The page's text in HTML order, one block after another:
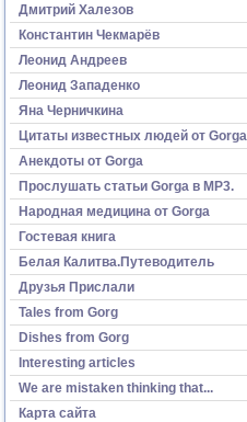
Дмитрий Халезов
Константин Чекмарёв
Леонид Андреев
Леонид Западенко
Яна Черничкина
Цитаты известных людей от Gorga
Анекдоты от Gorga
Прослушать статьи Gorga в МР3.
Народная медицина от Gorga
Гостевая книга
Белая Калитва.Путеводитель
Друзья Прислали
Tales from Gorg
Dishes from Gorg
Interesting articles
We are mistaken thinking that...
Карта сайта